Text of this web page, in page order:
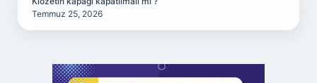
Temmuz 25, 2026